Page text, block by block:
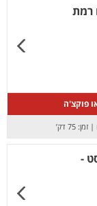
רמת
| זמן: 75 דק’
-